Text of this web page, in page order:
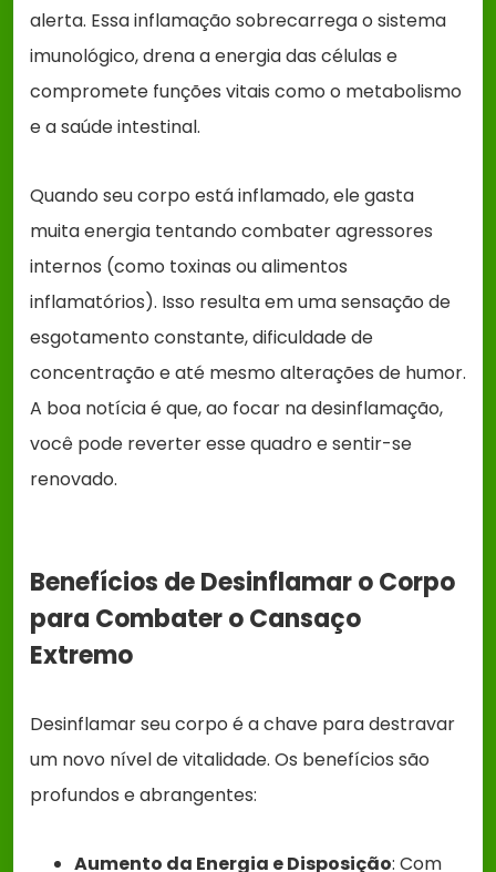
alerta. Essa inflamação sobrecarrega o sistema
imunológico, drena a energia das células e
compromete funções vitais como o metabolismo
e a saúde intestinal.
Quando seu corpo está inflamado, ele gasta
muita energia tentando combater agressores
internos (como toxinas ou alimentos
inflamatórios). Isso resulta em uma sensação de
esgotamento constante, dificuldade de
concentração e até mesmo alterações de humor.
A boa notícia é que, ao focar na desinflamação,
você pode reverter esse quadro e sentir-se
renovado.
Benefícios de Desinflamar o Corpo
para Combater o Cansaço
Extremo
Desinflamar seu corpo é a chave para destravar
um novo nível de vitalidade. Os benefícios são
profundos e abrangentes:
Aumento da Energia e Disposição: Com